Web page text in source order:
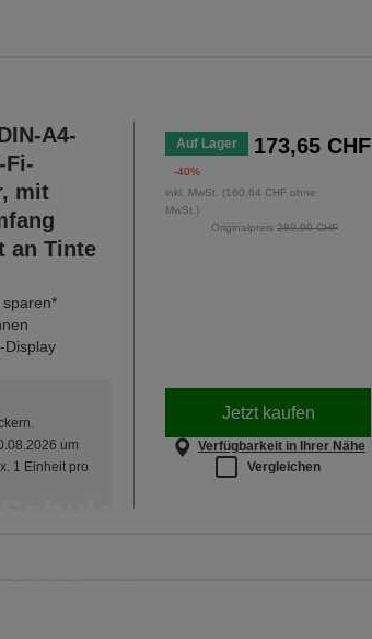
A4-
Fi-
mit
an Tinte
Display
um
1 Einheit pro
Auf Lager 173,65 CHF
-40%
inkl. MwSt. (160,64 CHF ohne
MwSt.)
Originalpreis289,90 CHF
Jetzt kaufen
Verfügbarkeit in Ihrer Nähe
Vergleichen
Schulanfang